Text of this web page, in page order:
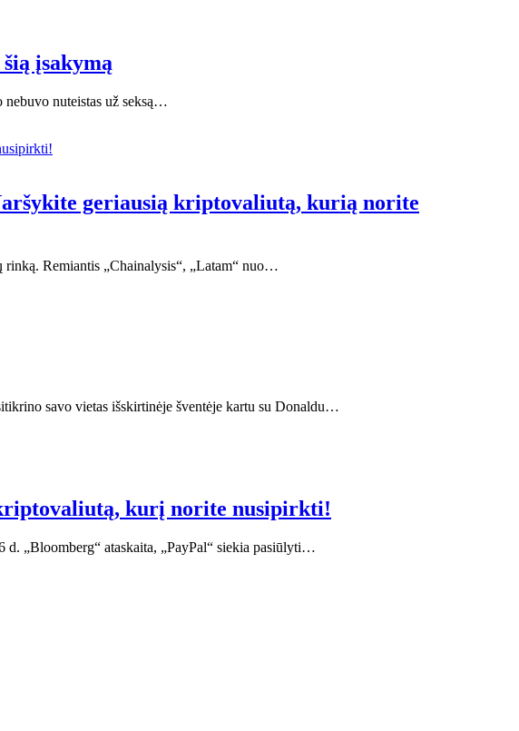
įsakymą
nuteistas už seksą…
geriausią kriptovaliutą, kurią norite
Remiantis „Chainalysis“, „Latam“ nuo…
savo vietas išskirtinėje šventėje kartu su Donaldu…
kurį norite nusipirkti!
d. „Bloomberg“ ataskaita, „PayPal“ siekia pasiūlyti…